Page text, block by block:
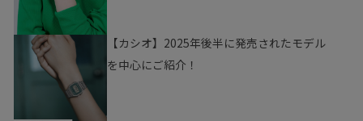
【カシオ】2025年後半に発売されたモデル
を中心にご紹介！